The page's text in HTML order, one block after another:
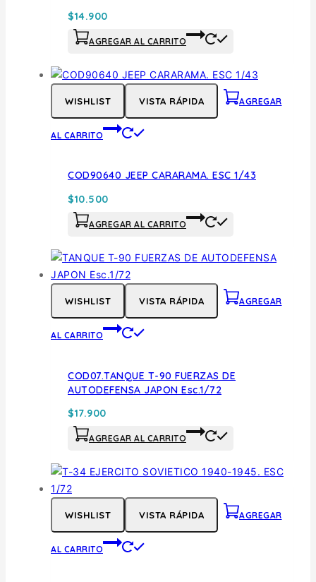
$14.900
AGREGAR AL CARRITO
WISHLIST VISTA RÁPIDA AGREGAR
AL CARRITO
COD90640 JEEP CARARAMA. ESC 1/43
$10.500
AGREGAR AL CARRITO
WISHLIST VISTA RÁPIDA AGREGAR
AL CARRITO
COD07.TANQUE T-90 FUERZAS DE
AUTODEFENSA JAPON Esc.1/72
$17.900
AGREGAR AL CARRITO
WISHLIST VISTA RÁPIDA AGREGAR
AL CARRITO